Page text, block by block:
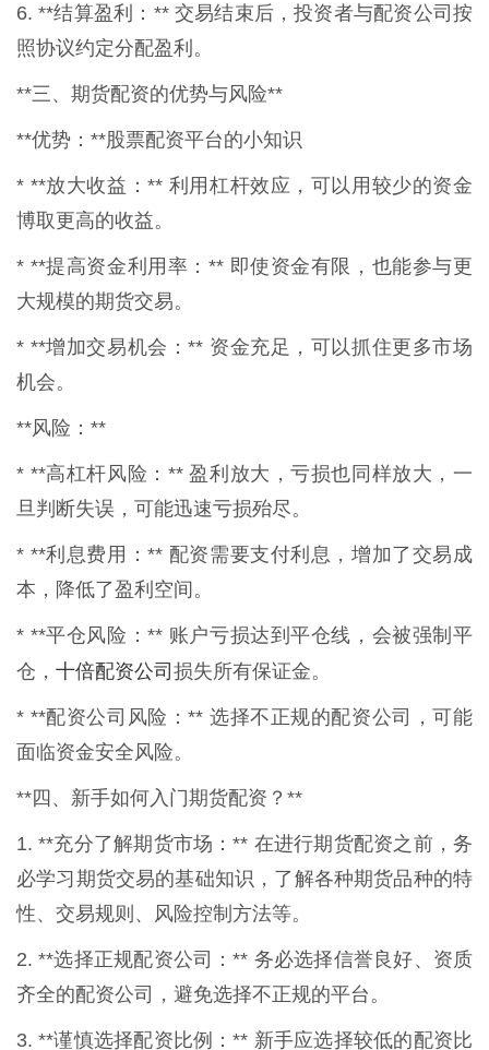
6. **结算盈利：** 交易结束后，投资者与配资公司按
照协议约定分配盈利。
**三、期货配资的优势与风险**
**优势：**股票配资平台的小知识
* **放大收益：** 利用杠杆效应，可以用较少的资金
博取更高的收益。
* **提高资金利用率：** 即使资金有限，也能参与更
大规模的期货交易。
* **增加交易机会：** 资金充足，可以抓住更多市场
机会。
**风险：**
* **高杠杆风险：** 盈利放大，亏损也同样放大，一
旦判断失误，可能迅速亏损殆尽。
* **利息费用：** 配资需要支付利息，增加了交易成
本，降低了盈利空间。
* **平仓风险：** 账户亏损达到平仓线，会被强制平
仓， 十倍配资公司损失所有保证金。
* **配资公司风险：** 选择不正规的配资公司，可能
面临资金安全风险。
**四、新手如何入门期货配资？**
1. **充分了解期货市场：** 在进行期货配资之前，务
必学习期货交易的基础知识，了解各种期货品种的特
性、交易规则、风险控制方法等。
2. **选择正规配资公司：** 务必选择信誉良好、资质
齐全的配资公司，避免选择不正规的平台。
3. **谨慎选择配资比例：** 新手应选择较低的配资比